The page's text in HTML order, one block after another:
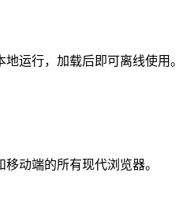
运行，加载后即可离线使用。
动端的所有现代浏览器。